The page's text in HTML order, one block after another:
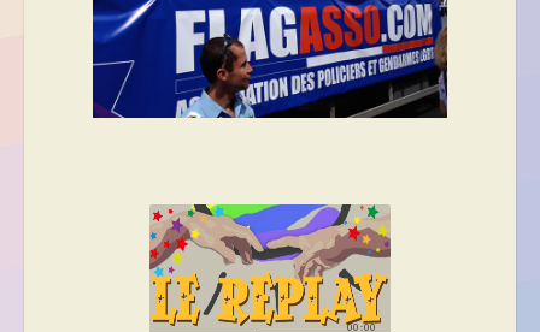
00:00